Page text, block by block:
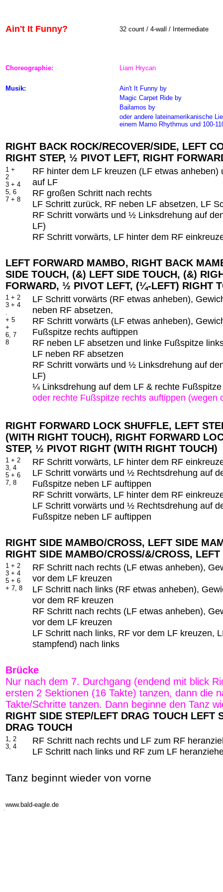
Ain't It Funny? 32 count / 4-wall / Intermediate
Choreographie: Liam Hrycan
Musik: Ain't It Funny by
Magic Carpet Ride by
Bailamos by
oder andere lateinamerikanische
einem Mamo Rhythmus und 100-
RIGHT BACK ROCK/RECOVER/SIDE, LEFT
RIGHT STEP, ½ PIVOT LEFT, RIGHT
1 +
2
3 + 4
5, 6
7 + 8
RF hinter dem LF kreuzen (LF etwas anheben)
auf LF
RF großen Schritt nach rechts
LF Schritt zurück, RF neben LF absetzen, LF
RF Schritt vorwärts und ½ Linksdrehung auf
LF)
RF Schritt vorwärts, LF hinter dem RF
LEFT FORWARD MAMBO, RIGHT BACK
SIDE TOUCH, (&) LEFT SIDE TOUCH, (&)
FORWARD, ½ PIVOT LEFT, (¼-LEFT) RIGHT
1 + 2
3 + 4
.
+ 5
+
6, 7
8
LF Schritt vorwärts (RF etwas anheben),
neben RF absetzen,
RF Schritt vorwärts (LF etwas anheben),
Fußspitze rechts auftippen
RF neben LF absetzen und linke Fußspitze
LF neben RF absetzen
RF Schritt vorwärts und ½ Linksdrehung auf
LF)
¼ Linksdrehung auf dem LF & rechte
oder rechte Fußspitze rechts auftippen (wegen
RIGHT FORWARD LOCK SHUFFLE, LEFT
(WITH RIGHT TOUCH), RIGHT FORWARD
STEP, ½ PIVOT RIGHT (WITH RIGHT TOUCH)
1 + 2
3, 4
5 + 6
7, 8
RF Schritt vorwärts, LF hinter dem RF
LF Schritt vorwärts und ½ Rechtsdrehung auf
Fußspitze neben LF auftippen
RF Schritt vorwärts, LF hinter dem RF
LF Schritt vorwärts und ½ Rechtsdrehung auf
Fußspitze neben LF auftippen
RIGHT SIDE MAMBO/CROSS, LEFT SIDE
RIGHT SIDE MAMBO/CROSS/&/CROSS, LEFT
1 + 2
3 + 4
5 + 6
+ 7, 8
RF Schritt nach rechts (LF etwas anheben),
vor dem LF kreuzen
LF Schritt nach links (RF etwas anheben),
vor dem RF kreuzen
RF Schritt nach rechts (LF etwas anheben),
vor dem LF kreuzen
LF Schritt nach links, RF vor dem LF kreuzen,
stampfend) nach links
Brücke
Nur nach dem 7. Durchgang (endend mit blick
ersten 2 Sektionen (16 Takte) tanzen, dann die
Takte/Schritte tanzen. Dann beginne den Tanz
RIGHT SIDE STEP/LEFT DRAG TOUCH LEFT
DRAG TOUCH
1, 2
3, 4
RF Schritt nach rechts und LF zum RF
LF Schritt nach links und RF zum LF
Tanz beginnt wieder von vorne
www.bald-eagle.de